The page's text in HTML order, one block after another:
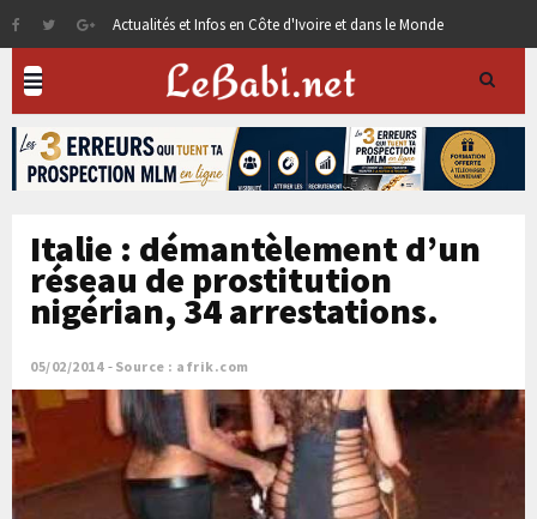
Actualités et Infos en Côte d'Ivoire et dans le Monde
Italie : démantèlement d’un
réseau de prostitution
nigérian, 34 arrestations.
05/02/2014 Source : afrik.com